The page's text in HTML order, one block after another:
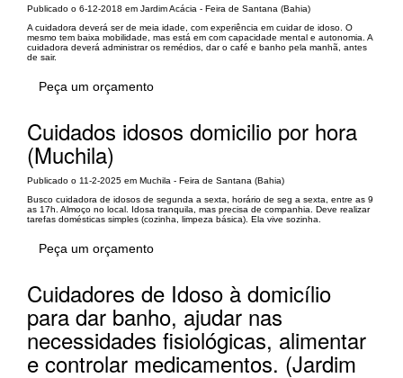
Publicado o 6-12-2018 em Jardim Acácia - Feira de Santana (Bahia)
A cuidadora deverá ser de meia idade, com experiência em cuidar de idoso. O
mesmo tem baixa mobilidade, mas está em com capacidade mental e autonomia. A
cuidadora deverá administrar os remédios, dar o café e banho pela manhã, antes
de sair.
Peça um orçamento
Cuidados idosos domicilio por hora
(Muchila)
Publicado o 11-2-2025 em Muchila - Feira de Santana (Bahia)
Busco cuidadora de idosos de segunda a sexta, horário de seg a sexta, entre as 9
as 17h. Almoço no local. Idosa tranquila, mas precisa de companhia. Deve realizar
tarefas domésticas simples (cozinha, limpeza básica). Ela vive sozinha.
Peça um orçamento
Cuidadores de Idoso à domicílio
para dar banho, ajudar nas
necessidades fisiológicas, alimentar
e controlar medicamentos. (Jardim